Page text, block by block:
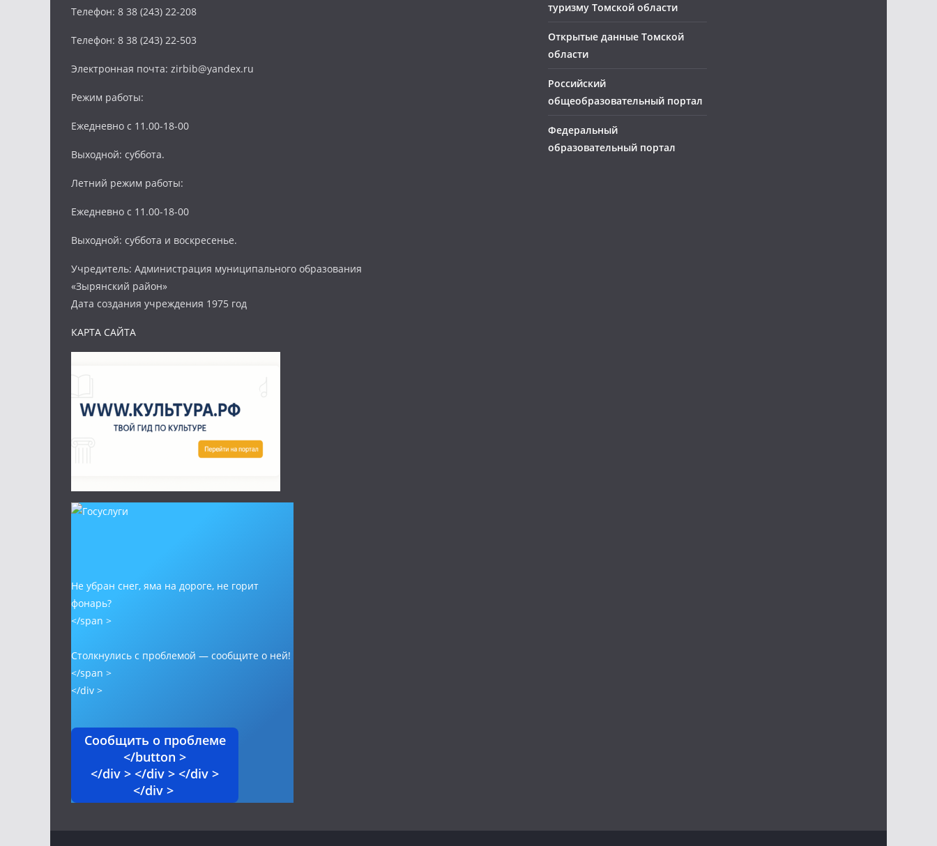
Телефон: 8 38 (243) 22-208
Телефон: 8 38 (243) 22-503
Электронная почта: zirbib@yandex.ru
Режим работы:
Ежедневно с 11.00-18-00
Выходной: суббота.
Летний режим работы:
Ежедневно с 11.00-18-00
Выходной: суббота и воскресенье.
Учредитель: Администрация муниципального образования
«Зырянский район»
Дата создания учреждения 1975 год
КАРТА САЙТА
Не убран снег, яма на дороге, не горит
фонарь?
</span >
Столкнулись с проблемой — сообщите о ней!
</span >
</div >
Сообщить о проблеме
</button >
</div > </div > </div >
</div >
туризму Томской области
Открытые данные Томской
области
Российский
общеобразовательный портал
Федеральный
образовательный портал